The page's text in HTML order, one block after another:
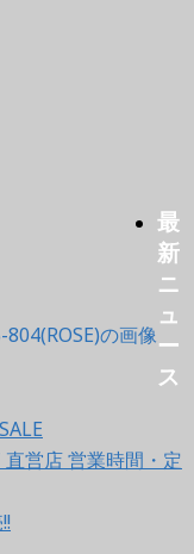
最
新
ニ
ュ
ー
ス
営店 営業時間・定